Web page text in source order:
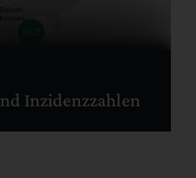
Inzidenzzahlen